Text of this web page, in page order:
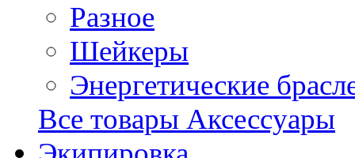
Разное
Шейкеры
Энергетические
Все товары Аксессуары